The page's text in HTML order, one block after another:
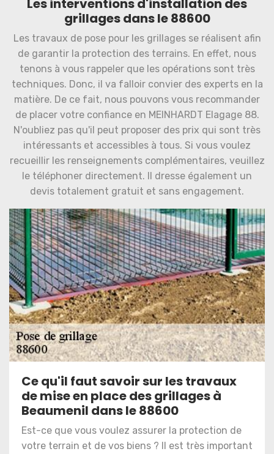
Les interventions d'installation des
grillages dans le 88600
Les travaux de pose pour les grillages se réalisent afin
de garantir la protection des terrains. En effet, nous
tenons à vous rappeler que les opérations sont très
techniques. Donc, il va falloir convier des experts en la
matière. De ce fait, nous pouvons vous recommander
de placer votre confiance en MEINHARDT Elagage 88.
N'oubliez pas qu'il peut proposer des prix qui sont très
intéressants et accessibles à tous. Si vous voulez
recueillir les renseignements complémentaires, veuillez
le téléphoner directement. Il dresse également un
devis totalement gratuit et sans engagement.
Ce qu'il faut savoir sur les travaux
de mise en place des grillages à
Beaumenil dans le 88600
Est-ce que vous voulez assurer la protection de
votre terrain et de vos biens ? Il est très important